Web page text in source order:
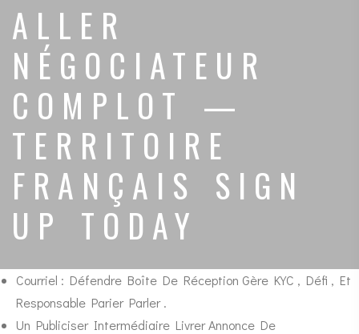
ALLER
NÉGOCIATEUR
COMPLOT —
TERRITOIRE
FRANÇAIS SIGN
UP TODAY
Courriel : Défendre Boîte De Réception Gère KYC , Défi , Et
Responsable Parier Parler .
Un Publiciser Intermédiaire Livrer Annonce De